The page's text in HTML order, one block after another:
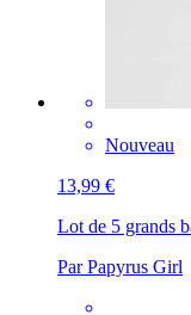
Nouveau
13,99 €
Lot de 5 grands
Par Papyrus Girl